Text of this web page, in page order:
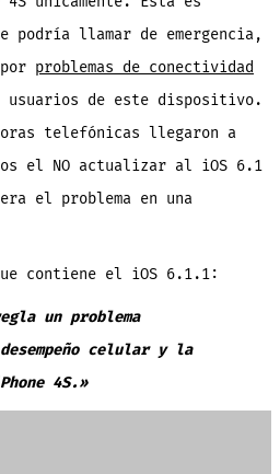
hacer
tienes
Jailbreak?
RECOMENDACIONES
podría llamar de emergencia,
problemas de conectividad
de este dispositivo.
telefónicas llegaron a
el NO actualizar al iOS 6.1
el problema en una
contiene el iOS 6.1.1:
un problema
celular y la
4S.»